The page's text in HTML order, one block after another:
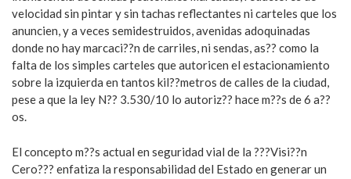
velocidad sin pintar y sin tachas reflectantes ni carteles que los
anuncien, y a veces semidestruidos, avenidas adoquinadas
donde no hay marcaci??n de carriles, ni sendas, as?? como la
falta de los simples carteles que autoricen el estacionamiento
sobre la izquierda en tantos kil??metros de calles de la ciudad,
pese a que la ley N?? 3.530/10 lo autoriz?? hace m??s de 6 a??
os.
El concepto m??s actual en seguridad vial de la ???Visi??n
Cero??? enfatiza la responsabilidad del Estado en generar un